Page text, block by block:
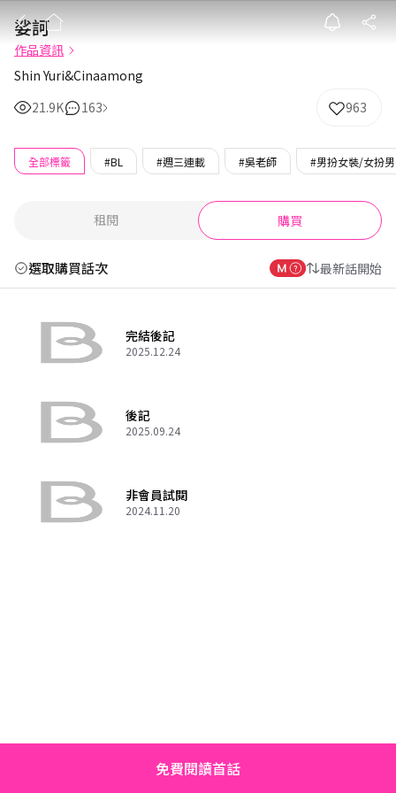
娑訶
娑訶
作品資訊
Shin Yuri&Cinaamong
21.9K
163 963
全部標籤 #BL #週三連載 #吳老師 #男扮女裝/女扮
租閱 購買
選取購買話次 最新話開始
完結後記
2025.12.24
後記
2025.09.24
非會員試閱
2024.11.20
免費閱讀首話